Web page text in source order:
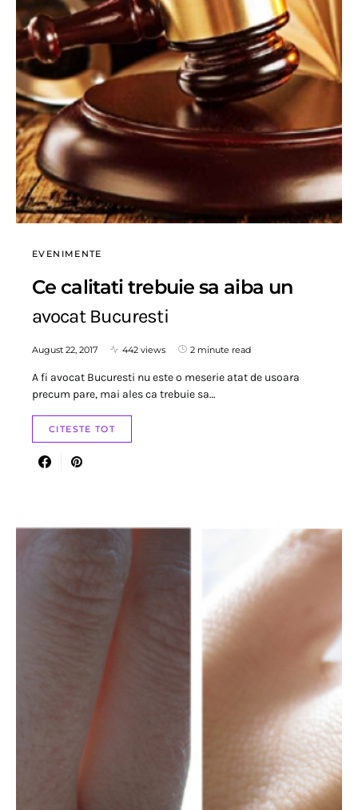
EVENIMENTE
Ce calitati trebuie sa aiba un
avocat Bucuresti
August 22, 2017 442 views 2 minute read
A fi avocat Bucuresti nu este o meserie atat de usoara
precum pare, mai ales ca trebuie sa…
CITESTE TOT